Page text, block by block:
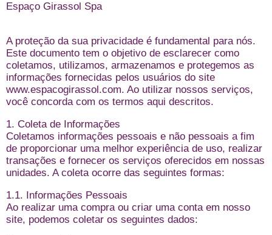
Espaço Girassol Spa
A proteção da sua privacidade é fundamental para nós.
Este documento tem o objetivo de esclarecer como
coletamos, utilizamos, armazenamos e protegemos as
informações fornecidas pelos usuários do site
www.espacogirassol.com. Ao utilizar nossos serviços,
você concorda com os termos aqui descritos.
1. Coleta de Informações
Coletamos informações pessoais e não pessoais a fim
de proporcionar uma melhor experiência de uso, realizar
transações e fornecer os serviços oferecidos em nossas
unidades. A coleta ocorre das seguintes formas:
1.1. Informações Pessoais
Ao realizar uma compra ou criar uma conta em nosso
site, podemos coletar os seguintes dados: